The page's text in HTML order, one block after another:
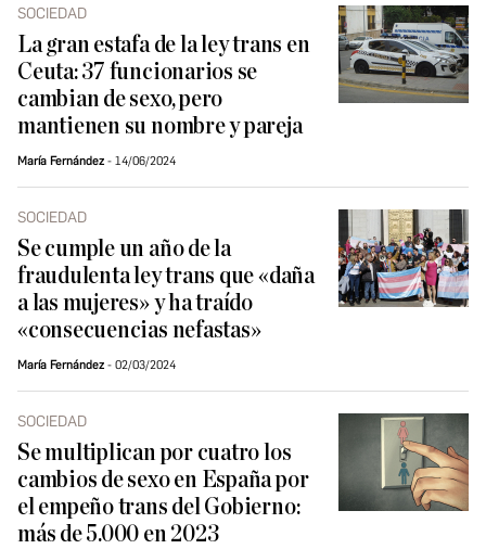
SOCIEDAD
La gran estafa de la ley trans en
Ceuta: 37 funcionarios se
cambian de sexo, pero
mantienen su nombre y pareja
María Fernández 14/06/2024
SOCIEDAD
Se cumple un año de la
fraudulenta ley trans que «daña
a las mujeres» y ha traído
«consecuencias nefastas»
María Fernández 02/03/2024
SOCIEDAD
Se multiplican por cuatro los
cambios de sexo en España por
el empeño trans del Gobierno:
más de 5.000 en 2023